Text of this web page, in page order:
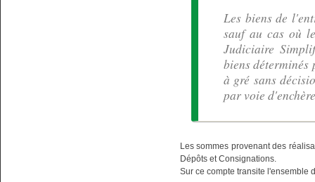
Les biens de
sauf au cas où
Judiciaire
biens déterminés
à gré sans
par voie
Les sommes provenant des
Dépôts et Consignations.
Sur ce compte transite l'ensemble